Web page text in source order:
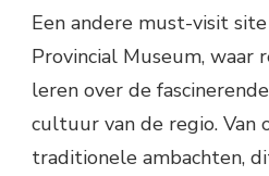
Een andere must-visit
Provincial Museum, waar
leren over de
cultuur van de regio.
traditionele ambachten,